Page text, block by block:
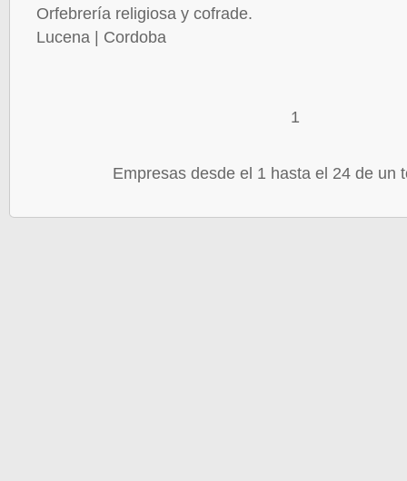
Orfebrería religiosa y cofrade.
Lucena | Cordoba
1
Empresas desde el 1 hasta el 24 de un